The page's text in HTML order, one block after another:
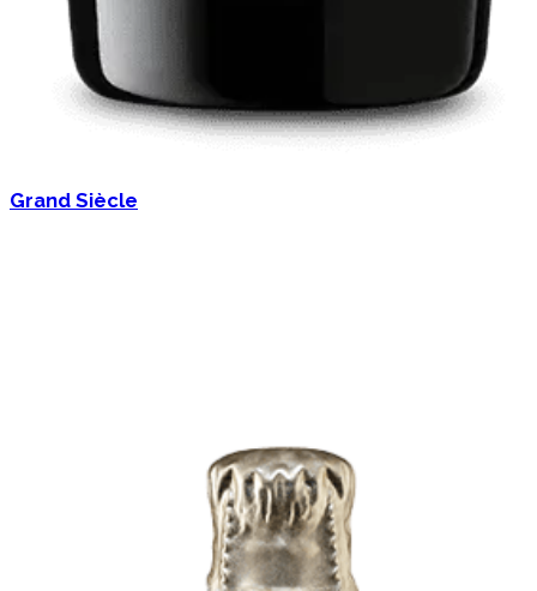
Grand Siècle